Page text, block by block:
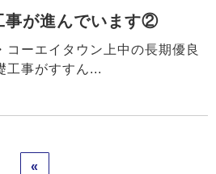
事が進んでいます②
コーエイタウン上中の長期優良
工事がすすん...
«